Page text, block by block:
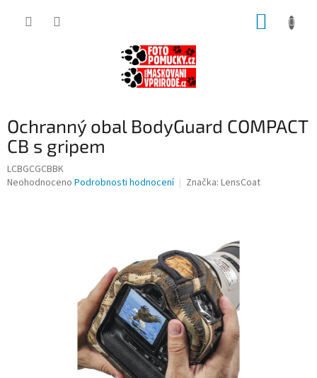
Ochranný obal BodyGuard COMPACT
CB s gripem
LCBGCGCBBK
Průměrné
Neohodnoceno Podrobnosti hodnocení Značka: LensCoat